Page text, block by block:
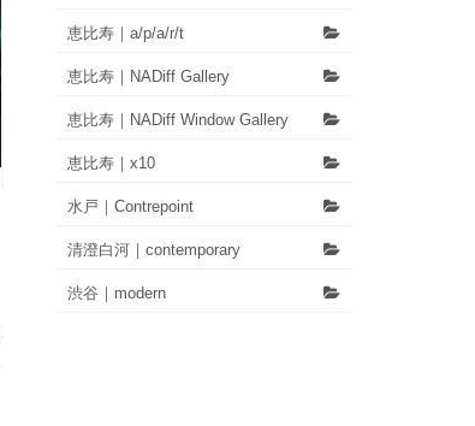
恵比寿｜a/p/a/r/t
恵比寿｜NADiff Gallery
恵比寿｜NADiff Window Gallery
恵比寿｜x10
水戸｜Contrepoint
清澄白河｜contemporary
渋谷｜modern